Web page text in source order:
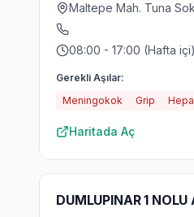
Maltepe Mah. Tuna
08:00 - 17:00 (Hafta içi)
Gerekli Aşılar:
Meningokok
Grip
Haritada Aç
DUMLUPINAR 1